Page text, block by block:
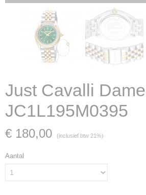
Just Cavalli
JC1L195M0395
€ 180,00 (inclusief btw 21%)
Aantal